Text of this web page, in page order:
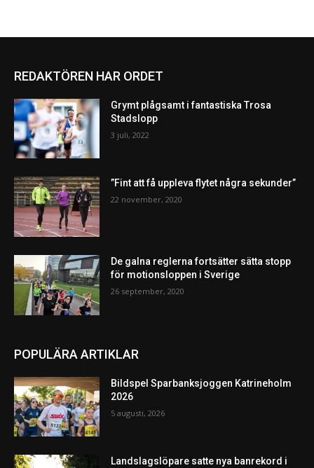
REDAKTÖREN HAR ORDET
Grymt plågsamt i fantastiska Trosa
Stadslopp
3 juli, 2022
”Fint att få uppleva flytet några sekunder”
22 november, 2020
De galna reglerna fortsätter sätta stopp
för motionsloppen i Sverige
26 september, 2020
POPULÄRA ARTIKLAR
Bildspel Sparbanksjoggen Katrineholm
2026
5 augusti, 2026
Landslagslöpare satte nya banrekord i